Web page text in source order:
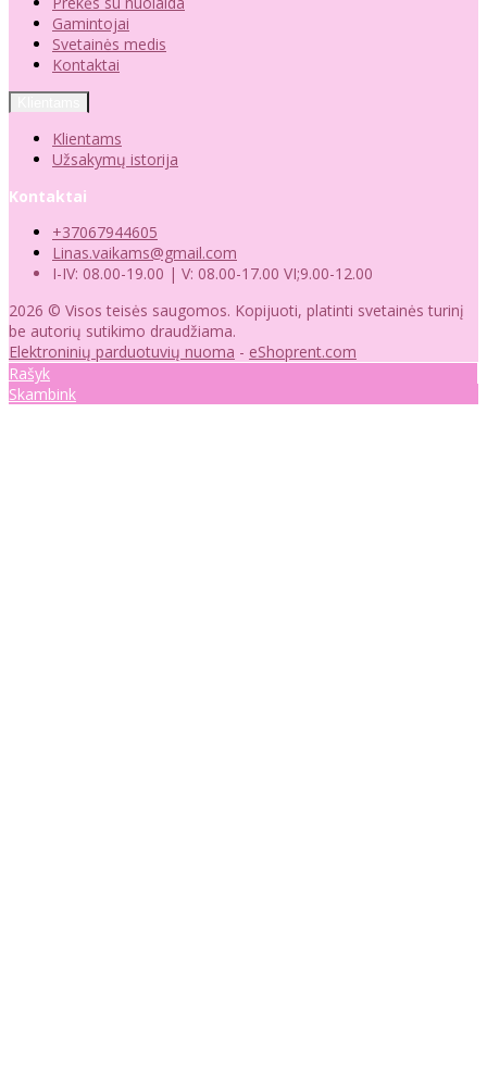
Gamintojai
Svetainės medis
Kontaktai
Klientams
Užsakymų istorija
Kontaktai
+37067944605
Linas.vaikams@gmail.com
I-IV: 08.00-19.00 | V: 08.00-17.00 VI;9.00-12.00
2026 © Visos teisės saugomos. Kopijuoti, platinti svetainės turinį
be autorių sutikimo draudžiama.
Elektroninių parduotuvių nuoma - eShoprent.com
Rašyk
Skambink